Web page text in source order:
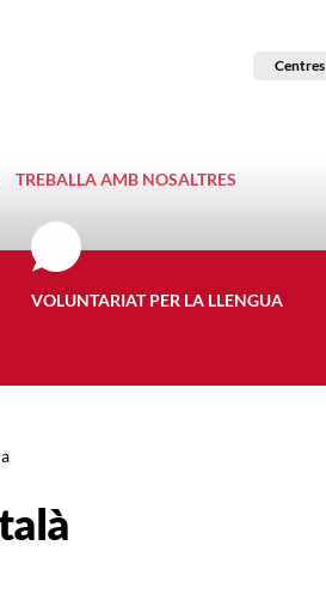
Centres
TREBALLA AMB NOSALTRES
VOLUNTARIAT PER LA LLENGUA